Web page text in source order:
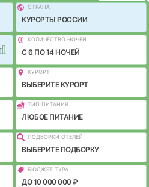
СТРАНА
КУРОРТЫ РОССИИ
КОЛИЧЕСТВО НОЧЕЙ
C 6 ПО 14 НОЧЕЙ
КУРОРТ
ВЫБЕРИТЕ КУРОРТ
ТИП ПИТАНИЯ
ЛЮБОЕ ПИТАНИЕ
ПОДБОРКИ ОТЕЛЕЙ
ВЫБЕРИТЕ ПОДБОРКУ
БЮДЖЕТ ТУРА
ДО 10 000 000 ₽